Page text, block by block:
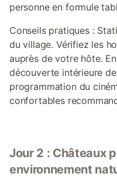
personne en formule
Conseils pratiques :
du village. Vérifiez les
auprès de votre hôte.
découverte intérieure
programmation du
confortables
Jour 2 : Châteaux
environnement